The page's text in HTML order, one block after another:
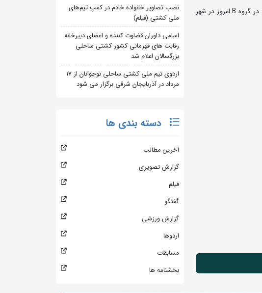
مرحله نیمه نهایی لیگ دسته اول کشتی آزاد گرامیداشت شهدای جنگ 12 روزه و یادواره کشتی گیر شهید شهید شاهرخ ضرغام، در گروه B امروز در شهر
نصب تصاویر خانواده خادم در کمپ تیم‌های
ملی کشتی (فیلم)
اسامی داوران قضاوت کننده و اعضای دبیرخانه
رقابت های قهرمانی کشور کشتی ساحلی
بزرگسالان اعلام شد
اردوی تیم ملی کشتی ساحلی نوجوانان از 17
مرداد در آذربایجان شرقی برگزار می شود
دسته بندی ها
آخرین مطالب
گزارش تصویری
فیلم
گفتگو
گزارش ورزشی
اردوها
مسابقات
بخشنامه ها